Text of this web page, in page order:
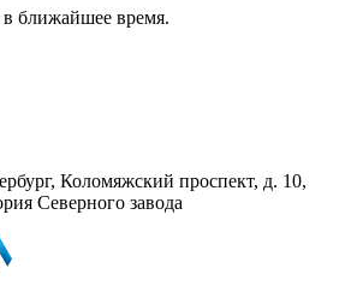
ближайшее время.
Коломяжский проспект, д. 10,
Северного завода